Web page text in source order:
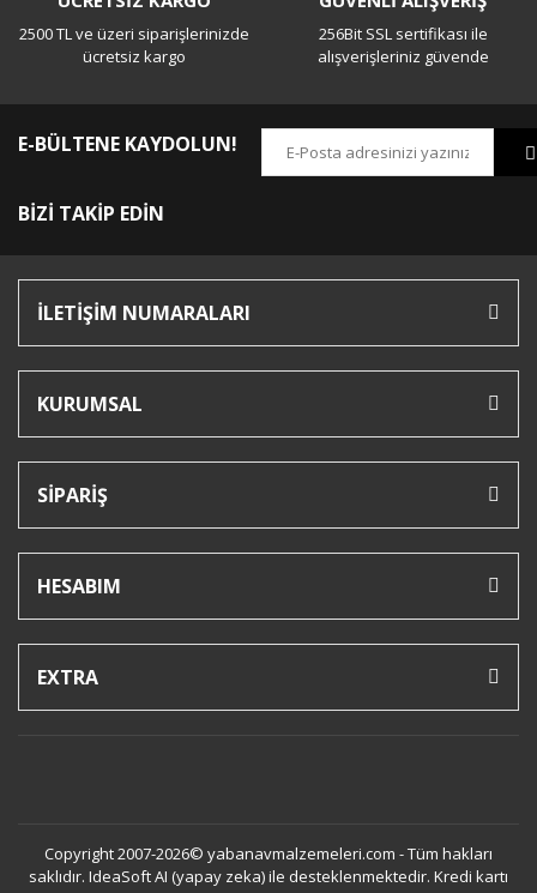
2500 TL ve üzeri siparişlerinizde
ücretsiz kargo
256Bit SSL sertifikası ile
alışverişleriniz güvende
E-BÜLTENE KAYDOLUN!
BİZİ TAKİP EDİN
İLETİŞİM NUMARALARI
KURUMSAL
SİPARİŞ
HESABIM
EXTRA
Copyright 2007-2026© yabanavmalzemeleri.com - Tüm hakları
saklıdır. IdeaSoft AI (yapay zeka) ile desteklenmektedir. Kredi kartı